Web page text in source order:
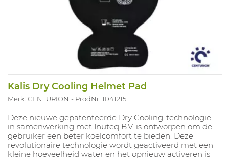
Kalis Dry Cooling Helmet Pad
Merk: CENTURION ProdNr. 1041215
Deze nieuwe gepatenteerde Dry Cooling-technologie,
in samenwerking met Inuteq B.V, is ontworpen om de
gebruiker een beter koelcomfort te bieden. Deze
revolutionaire technologie wordt geactiveerd met een
kleine hoeveelheid water en het opnieuw activeren is